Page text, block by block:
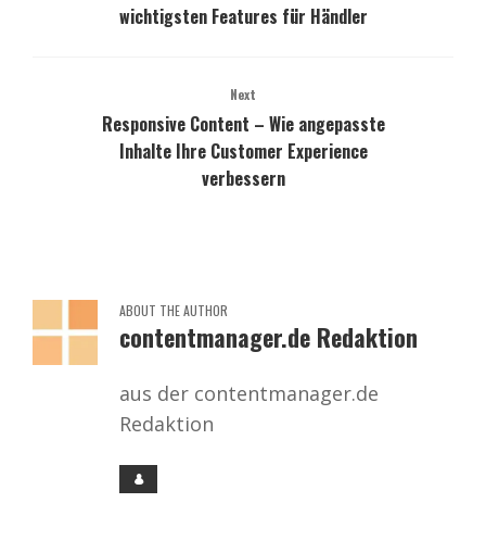
wichtigsten Features für Händler
Next
Responsive Content – Wie angepasste
Inhalte Ihre Customer Experience
verbessern
ABOUT THE AUTHOR
contentmanager.de Redaktion
aus der contentmanager.de
Redaktion